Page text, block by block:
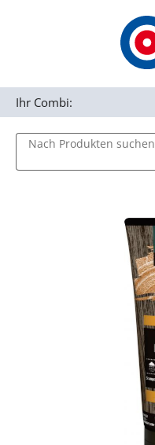
Zur Navigation springen
Nach Produkten suchen
Ihr Combi: